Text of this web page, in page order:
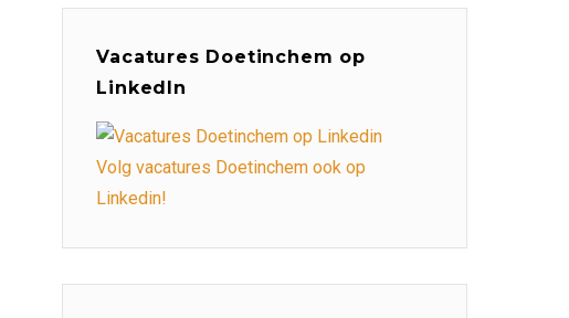
Vacatures Doetinchem op
LinkedIn
Volg vacatures Doetinchem ook op
Linkedin!